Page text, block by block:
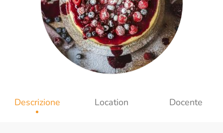
Descrizione Location Docente